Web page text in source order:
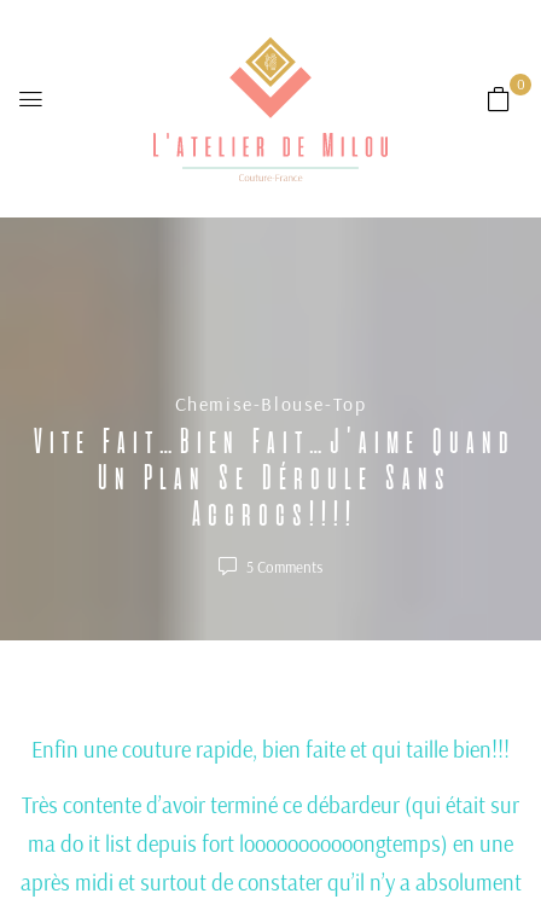
0
Chemise-Blouse-Top
Vite Fait…bien Fait…j’aime Quand
Un Plan Se Déroule Sans
Accrocs!!!!
5 Comments
Enfin une couture rapide, bien faite et qui taille bien!!!
Très contente d’avoir terminé ce débardeur (qui était sur
ma do it list depuis fort looooooooooongtemps) en une
après midi et surtout de constater qu’il n’y a absolument